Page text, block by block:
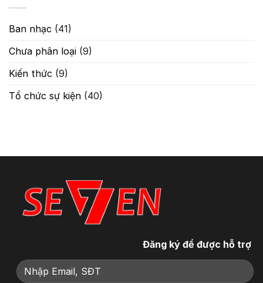
Ban nhạc (41)
Chưa phân loại (9)
Kiến thức (9)
Tổ chức sự kiện (40)
Đăng ký để được hỗ trợ